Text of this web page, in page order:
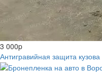
3 000p
Антигравийная защита кузова